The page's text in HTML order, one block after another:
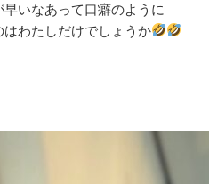
いなあって口癖のように
わたしだけでしょうか